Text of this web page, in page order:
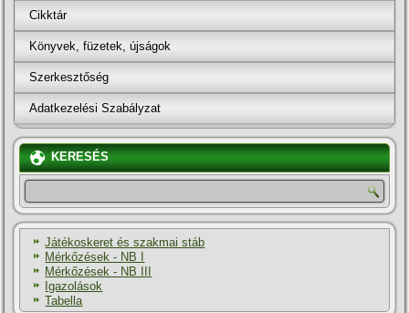
Cikktár
Könyvek, füzetek, újságok
Szerkesztőség
Adatkezelési Szabályzat
KERESÉS
Játékoskeret és szakmai stáb
Mérkőzések - NB I
Mérkőzések - NB III
Igazolások
Tabella